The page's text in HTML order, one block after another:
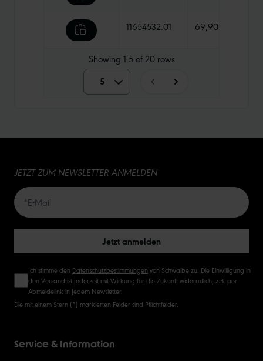
11654532.01 69,90 €
Showing 1-5of20 rows
5 5
20
JETZT ZUM NEWSLETTER ANMELDEN
Jetzt anmelden
Ich stimme den Datenschutzbestimmungen von Schwalbe zu. Die Einwilligung in
den Versand ist jederzeit mit Wirkung für die Zukunft widerruflich, z.B. per
Abmeldelink in jedem Newsletter.
Die mit einem Stern (*) markierten Felder sind Pflichtfelder.
Service & Information